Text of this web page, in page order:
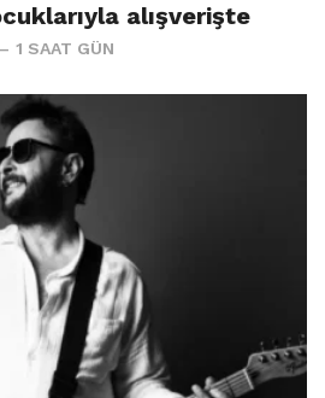
alışverişte
1 SAAT GÜN